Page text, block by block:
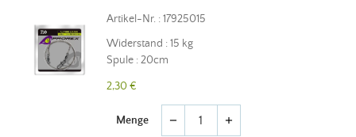
Artikel-Nr. : 17925015
Widerstand : 15 kg
Spule : 20cm
2,30 €
Menge remove add